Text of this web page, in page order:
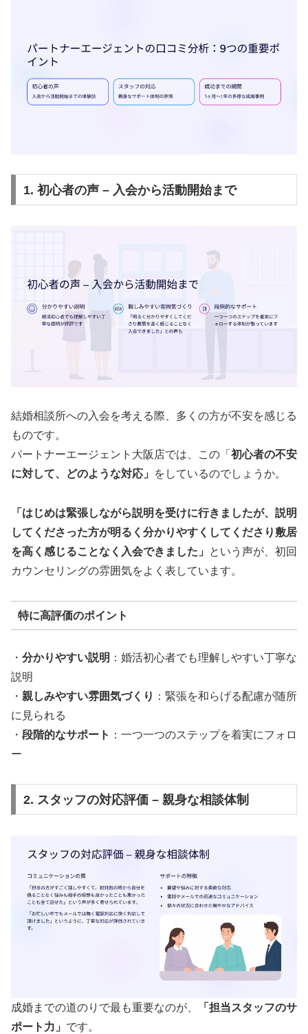
1. 初心者の声 – 入会から活動開始まで
結婚相談所への入会を考える際、多くの方が不安を感じる
ものです。
パートナーエージェント大阪店では、この「 初心者の不安
に対して、どのような対応」
をしているのでしょうか。
「はじめは緊張しながら説明を受けに行きましたが、説明
してくださった方が明るく分かりやすくしてくださり敷居
を高く感じることなく入会できました」
という声が、初回
カウンセリングの雰囲気をよく表しています。
特に高評価のポイント
・ 分かりやすい説明 ：婚活初心者でも理解しやすい丁寧な
説明
・ 親しみやすい雰囲気づくり ：緊張を和らげる配慮が随所
に見られる
・ 段階的なサポート ：一つ一つのステップを着実にフォロ
ー
2. スタッフの対応評価 – 親身な相談体制
成婚までの道のりで最も重要なのが、
「担当スタッフのサ
ポート力」 です。